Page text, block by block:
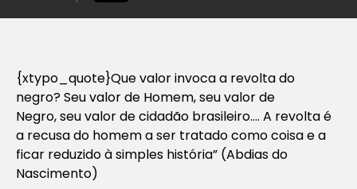
{xtypo_quote}Que valor invoca a revolta do
negro? Seu valor de Homem, seu valor de
Negro, seu valor de cidadão brasileiro…. A revolta é
a recusa do homem a ser tratado como coisa e a
ficar reduzido à simples história” (Abdias do
Nascimento)